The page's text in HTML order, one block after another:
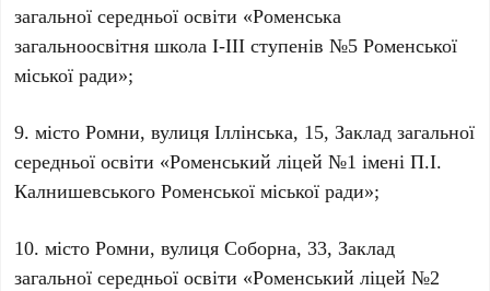
загальної середньої освіти «Роменська
загальноосвітня школа І-ІІІ ступенів №5 Роменської
міської ради»;
9. місто Ромни, вулиця Іллінська, 15, Заклад загальної
середньої освіти «Роменський ліцей №1 імені П.І.
Калнишевського Роменської міської ради»;
10. місто Ромни, вулиця Соборна, 33, Заклад
загальної середньої освіти «Роменський ліцей №2